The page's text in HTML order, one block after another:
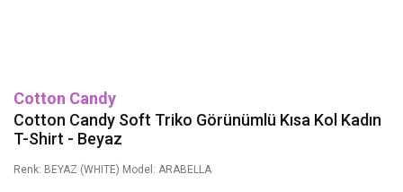
Cotton Candy
Cotton Candy Soft Triko Görünümlü Kısa Kol Kadın
T-Shirt - Beyaz
Renk: BEYAZ (WHITE) Model: ARABELLA